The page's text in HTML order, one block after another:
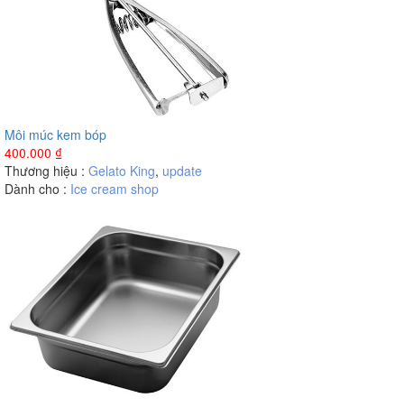
Môi múc kem bóp
400.000 ₫
Thương hiệu : Gelato King, update
Dành cho : Ice cream shop